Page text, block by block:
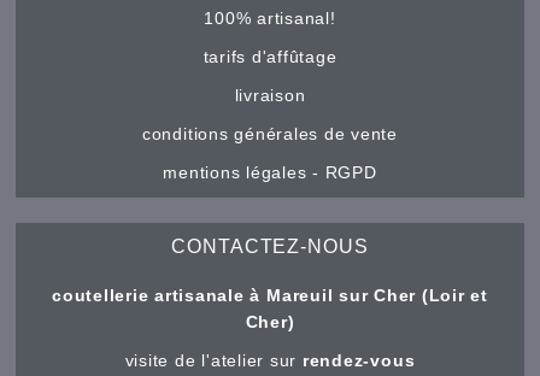
100% artisanal!
tarifs d'affûtage
livraison
conditions générales de vente
mentions légales - RGPD
CONTACTEZ-NOUS
coutellerie artisanale à Mareuil sur Cher (Loir et
Cher)
visite de l'atelier sur rendez-vous